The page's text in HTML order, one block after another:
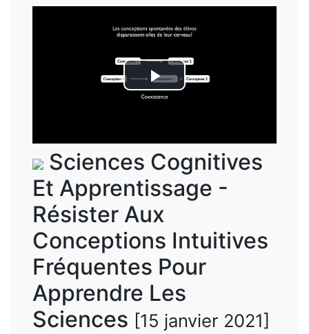
Lire
vidéo
Sciences Cognitives
Et Apprentissage -
Résister Aux
Conceptions Intuitives
Fréquentes Pour
Apprendre Les
Sciences [15 janvier 2021]